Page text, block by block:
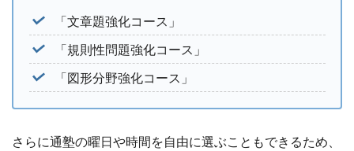
「文章題強化コース」
「規則性問題強化コース」
「図形分野強化コース」
さらに通塾の曜日や時間を自由に選ぶこともできるため、